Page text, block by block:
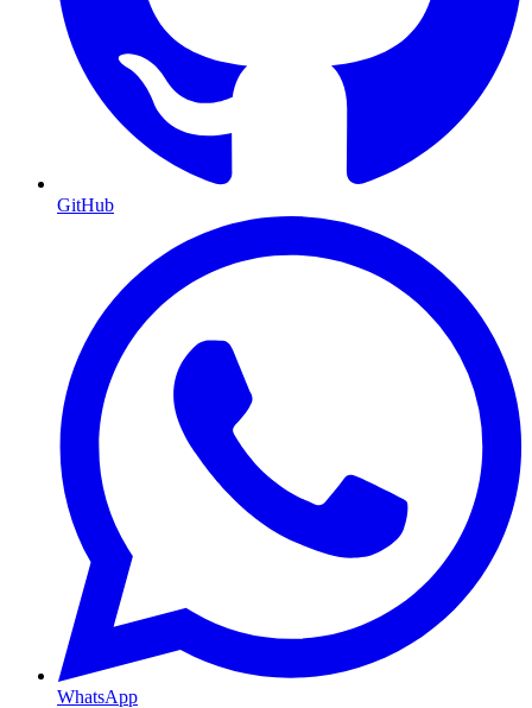
GitHub
WhatsApp